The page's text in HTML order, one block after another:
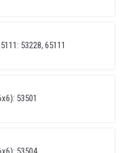
53228, 65111
53501